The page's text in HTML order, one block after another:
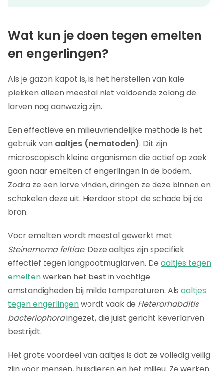
Wat kun je doen tegen emelten
en engerlingen?
Als je gazon kapot is, is het herstellen van kale
plekken alleen meestal niet voldoende zolang de
larven nog aanwezig zijn.
Een effectieve en milieuvriendelijke methode is het
gebruik van aaltjes (nematoden). Dit zijn
microscopisch kleine organismen die actief op zoek
gaan naar emelten of engerlingen in de bodem.
Zodra ze een larve vinden, dringen ze deze binnen en
schakelen deze uit. Hierdoor stopt de schade bij de
bron.
Voor emelten wordt meestal gewerkt met
Steinernema feltiae. Deze aaltjes zijn specifiek
effectief tegen langpootmuglarven. De aaltjes tegen
emeltenwerken het best in vochtige
omstandigheden bij milde temperaturen. Als aaltjes
tegen engerlingenwordt vaak de Heterorhabditis
bacteriophoraingezet, die juist gericht keverlarven
bestrijdt.
Het grote voordeel van aaltjes is dat ze volledig veilig